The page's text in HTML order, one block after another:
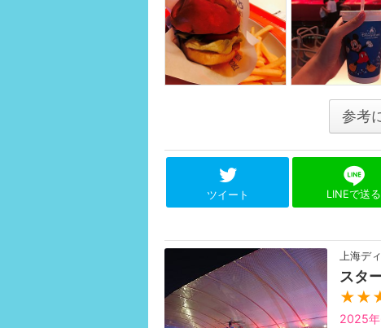
参考
ツイート LINEで送る
上海デ
スタ
2025年